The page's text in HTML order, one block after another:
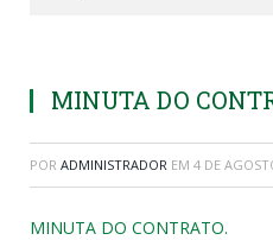
MINUTA DO
POR ADMINISTRADOR EM 4 DE
MINUTA DO CONTRATO.